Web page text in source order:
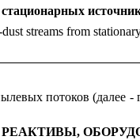
streams from
потоков (далее
РЕАКТИВЫ,